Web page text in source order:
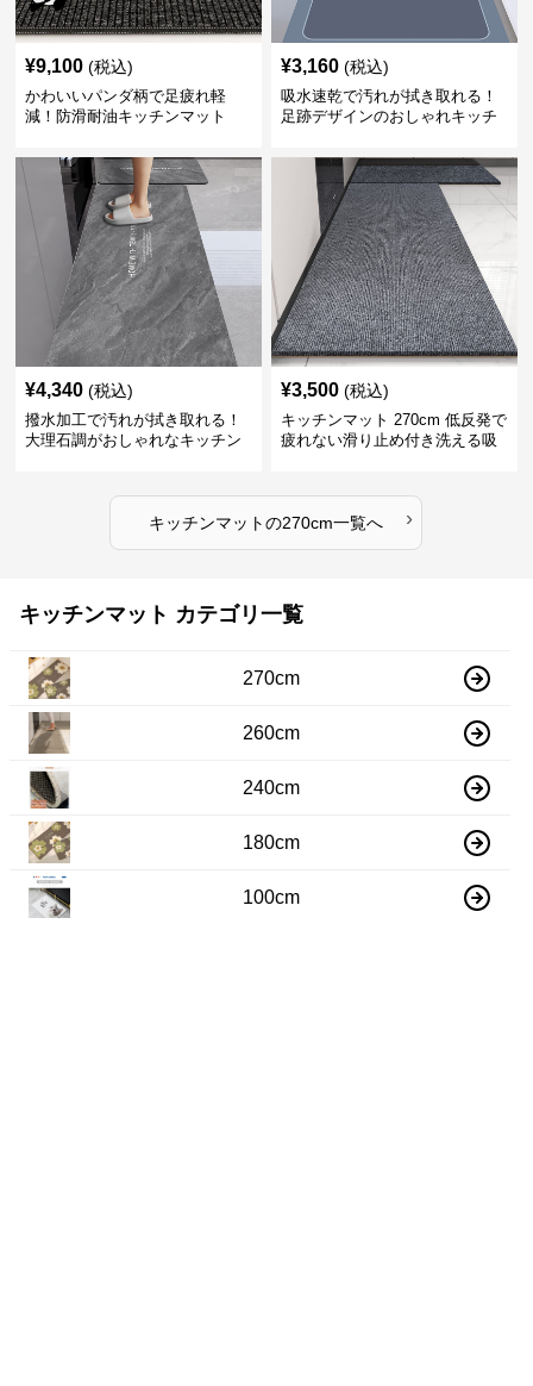
¥9,100 (税込)
かわいいパンダ柄で足疲れ軽
減！防滑耐油キッチンマット
¥3,160 (税込)
吸水速乾で汚れが拭き取れる！
足跡デザインのおしゃれキッチ
¥4,340 (税込)
撥水加工で汚れが拭き取れる！
大理石調がおしゃれなキッチン
¥3,500 (税込)
キッチンマット 270cm 低反発で
疲れない滑り止め付き洗える吸
キッチンマットの270cm一覧へ ›
キッチンマット カテゴリ一覧
270cm
260cm
240cm
180cm
100cm